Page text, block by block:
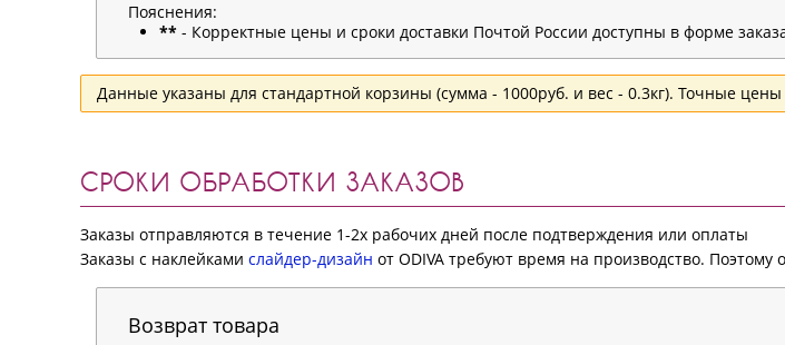
Пояснения:
** - Корректные цены и сроки доставки Почтой России доступны в форме
Данные указаны для стандартной корзины (сумма - 1000руб. и вес - 0.3кг). Точные
СРОКИ ОБРАБОТКИ ЗАКАЗОВ
Заказы отправляются в течение 1-2х рабочих дней после подтверждения или оплаты
Заказы с наклейками слайдер-дизайн от ODIVA требуют время на производство.
Возврат товара